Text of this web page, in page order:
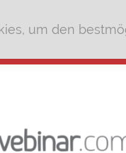
um den